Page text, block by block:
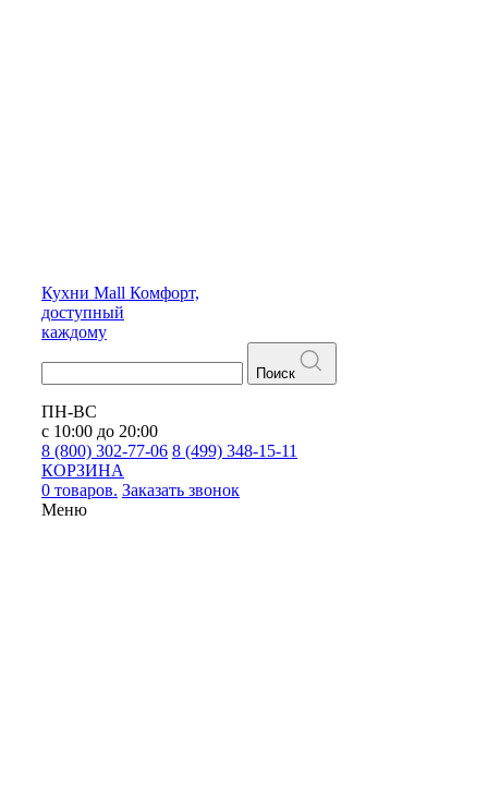
Кухни Mall Комфорт,
доступный
каждому
Поиск
ПН-ВС
с 10:00 до 20:00
8 (800) 302-77-06 8 (499) 348-15-11
КОРЗИНА
0 товаров. Заказать звонок
Меню